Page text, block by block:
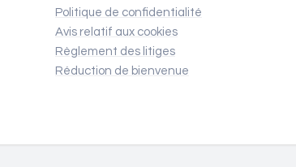
Politique de confidentialité
Avis relatif aux cookies
Règlement des litiges
Réduction de bienvenue